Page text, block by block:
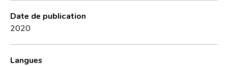
Date de publication
2020
Langues